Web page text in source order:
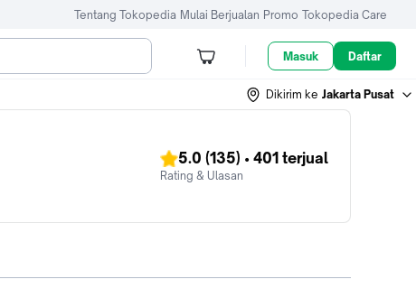
Tentang Tokopedia Mulai Berjualan Promo Tokopedia Care
Masuk Daftar
Dikirim ke Jakarta Pusat
5.0 (135) • 401 terjual
Rating & Ulasan